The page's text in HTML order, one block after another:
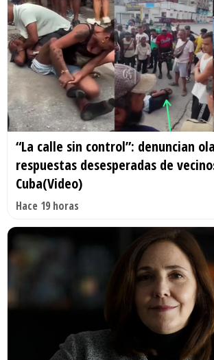
“La calle sin control”: denuncian
respuestas desesperadas de
Cuba(Video)
Hace 19 horas